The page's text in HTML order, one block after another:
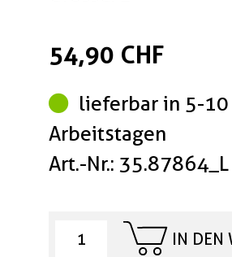
54,90 CHF
lieferbar in 5-10
Arbeitstagen
Art.-Nr.: 35.87864_L
IN DEN